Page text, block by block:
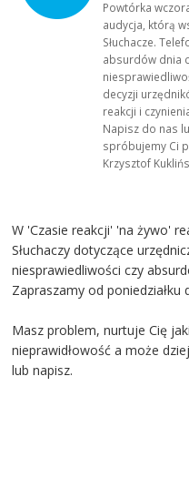
Powtórka
audycja, którą
Słuchacze.
absurdów dnia
decyzji
reakcji i
Napisz do nas
spróbujemy Ci
Krzysztof
W 'Czasie reakcji' 'na żywo'
Słuchaczy dotyczące
niesprawiedliwości czy
Zapraszamy od poniedziałku
Masz problem, nurtuje Cię
nieprawidłowość a może
lub napisz.